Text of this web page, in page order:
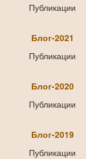
Публикации
Блог-2021
Публикации
Блог-2020
Публикации
Блог-2019
Публикации